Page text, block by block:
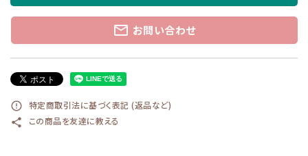
mail_outline お問い合わせ
error_outline 特定商取引法に基づく表記 (返品など)
share この商品を友達に教える